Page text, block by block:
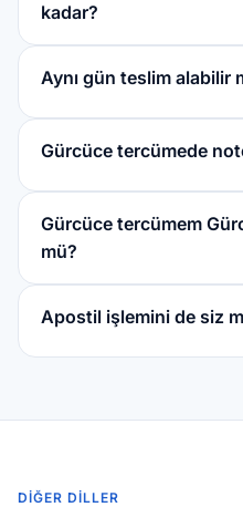
kadar?
Aynı gün teslim alabilir
Gürcüce tercümede
Gürcüce tercümem
mü?
Apostil işlemini de siz
DIĞER DILLER